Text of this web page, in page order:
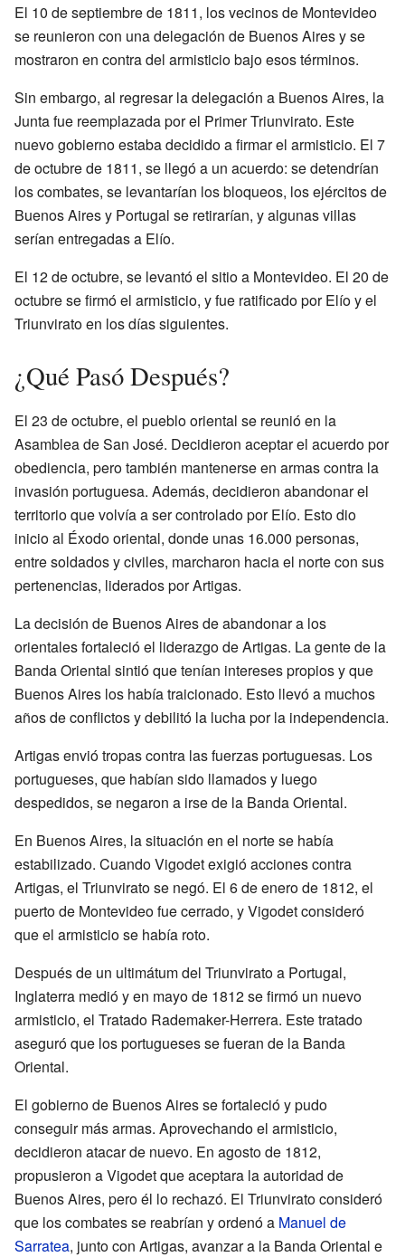
El 10 de septiembre de 1811, los vecinos de Montevideo
se reunieron con una delegación de Buenos Aires y se
mostraron en contra del armisticio bajo esos términos.
Sin embargo, al regresar la delegación a Buenos Aires, la
Junta fue reemplazada por el Primer Triunvirato. Este
nuevo gobierno estaba decidido a firmar el armisticio. El 7
de octubre de 1811, se llegó a un acuerdo: se detendrían
los combates, se levantarían los bloqueos, los ejércitos de
Buenos Aires y Portugal se retirarían, y algunas villas
serían entregadas a Elío.
El 12 de octubre, se levantó el sitio a Montevideo. El 20 de
octubre se firmó el armisticio, y fue ratificado por Elío y el
Triunvirato en los días siguientes.
¿Qué Pasó Después?
El 23 de octubre, el pueblo oriental se reunió en la
Asamblea de San José. Decidieron aceptar el acuerdo por
obediencia, pero también mantenerse en armas contra la
invasión portuguesa. Además, decidieron abandonar el
territorio que volvía a ser controlado por Elío. Esto dio
inicio al Éxodo oriental, donde unas 16.000 personas,
entre soldados y civiles, marcharon hacia el norte con sus
pertenencias, liderados por Artigas.
La decisión de Buenos Aires de abandonar a los
orientales fortaleció el liderazgo de Artigas. La gente de la
Banda Oriental sintió que tenían intereses propios y que
Buenos Aires los había traicionado. Esto llevó a muchos
años de conflictos y debilitó la lucha por la independencia.
Artigas envió tropas contra las fuerzas portuguesas. Los
portugueses, que habían sido llamados y luego
despedidos, se negaron a irse de la Banda Oriental.
En Buenos Aires, la situación en el norte se había
estabilizado. Cuando Vigodet exigió acciones contra
Artigas, el Triunvirato se negó. El 6 de enero de 1812, el
puerto de Montevideo fue cerrado, y Vigodet consideró
que el armisticio se había roto.
Después de un ultimátum del Triunvirato a Portugal,
Inglaterra medió y en mayo de 1812 se firmó un nuevo
armisticio, el Tratado Rademaker-Herrera. Este tratado
aseguró que los portugueses se fueran de la Banda
Oriental.
El gobierno de Buenos Aires se fortaleció y pudo
conseguir más armas. Aprovechando el armisticio,
decidieron atacar de nuevo. En agosto de 1812,
propusieron a Vigodet que aceptara la autoridad de
Buenos Aires, pero él lo rechazó. El Triunvirato consideró
que los combates se reabrían y ordenó a Manuel de
Sarratea, junto con Artigas, avanzar a la Banda Oriental e